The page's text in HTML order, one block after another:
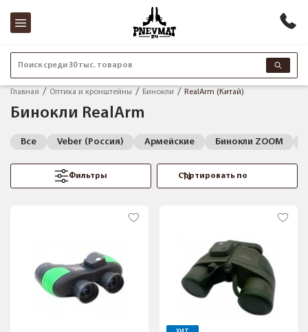
Поиск среди 30 тыс. товаров
Главная Оптика и кронштейны Бинокли RealArm (Китай)
Бинокли RealArm
Все Veber (Россия) Армейские Бинокли ZOOM
Фильтры